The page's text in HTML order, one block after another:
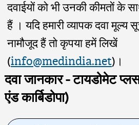
दवाईयों को भी उनकी कीमतों के
हैं । यदि हमारी व्यापक दवा मूल्य
नामौजूद हैं तो कृपया हमें लिखें
(info@medindia.net)।
दवा जानकार - टायडोमेट
एंड कार्बिडोपा)